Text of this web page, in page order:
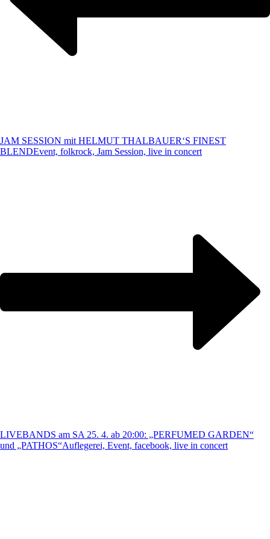
JAM SESSION mit HELMUT THALBAUER‘S FINEST
BLENDEvent, folkrock, Jam Session, live in concert
LIVEBANDS am SA 25. 4. ab 20:00: „PERFUMED GARDEN“
und „PATHOS“Auflegerei, Event, facebook, live in concert